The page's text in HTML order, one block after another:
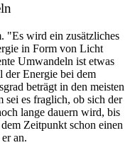
"Es wird ein zusätzliches
in Form von Licht
Umwandeln ist etwas
der Energie bei dem
beträgt in den meisten
sei es fraglich, ob sich der
lange dauern wird, bis
Zeitpunkt schon einen
an.